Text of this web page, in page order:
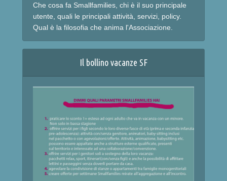
Che cosa fa Smallfamilies, chi è il suo principale
utente, quali le principali attività, servizi, policy.
Qual è la filosofia che anima l'Associazione.
Il bollino vacanze SF